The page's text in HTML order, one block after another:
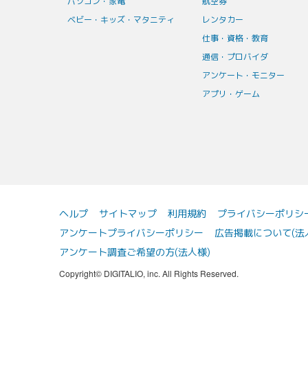
ベビー・キッズ・マタニティ
レンタカー
仕事・資格・教育
通信・プロバイダ
アンケート・モニター
アプリ・ゲーム
ヘルプ サイトマップ 利用規約
プライバシーポリシ
アンケートプライバシーポリシー
広告掲載について(法
アンケート調査ご希望の方(法人様)
Copyright© DIGITALIO, inc. All Rights Reserved.